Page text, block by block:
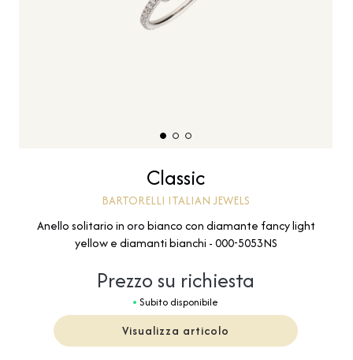
Classic
BARTORELLI ITALIAN JEWELS
Anello solitario in oro bianco con diamante fancy light
yellow e diamanti bianchi - 000-5053NS
Prezzo su richiesta
Subito disponibile
Visualizza articolo